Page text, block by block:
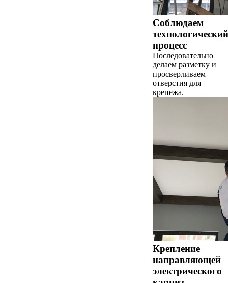
Соблюдаем
технологический
процесс
Последовательно
делаем разметку и
просверливаем
отверстия для
крепежа.
Крепление
направляющей
электрического